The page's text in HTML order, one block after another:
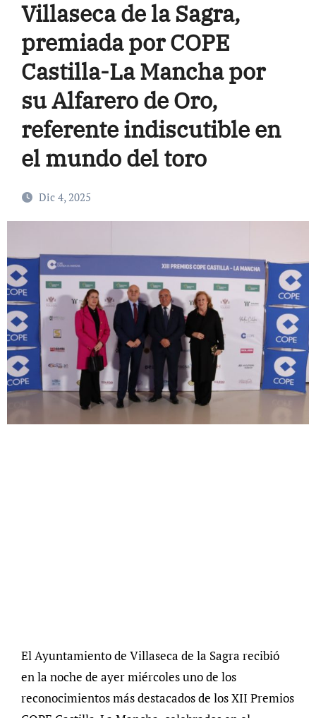
Villaseca de la Sagra,
premiada por COPE
Castilla-La Mancha por
su Alfarero de Oro,
referente indiscutible en
el mundo del toro
Dic 4, 2025
El Ayuntamiento de Villaseca de la Sagra recibió
en la noche de ayer miércoles uno de los
reconocimientos más destacados de los XII Premios